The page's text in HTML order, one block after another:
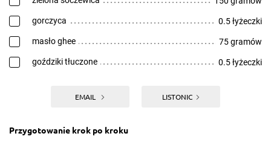
gorczyca 0.5 łyżeczki
masło ghee 75 gramów
goździki tłuczone 0.5 łyżeczki
EMAIL LISTONIC
Przygotowanie krok po kroku